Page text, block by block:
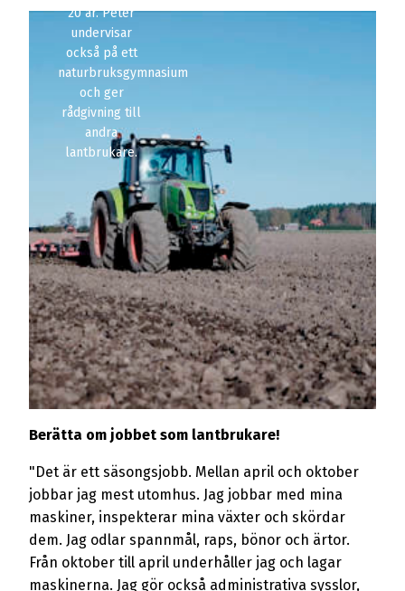
20 år. Peter
undervisar
också på ett
naturbruksgymnasium
och ger
rådgivning till
andra
lantbrukare.
Berätta om jobbet som lantbrukare!
"Det är ett säsongsjobb. Mellan april och oktober
jobbar jag mest utomhus. Jag jobbar med mina
maskiner, inspekterar mina växter och skördar
dem. Jag odlar spannmål, raps, bönor och ärtor.
Från oktober till april underhåller jag och lagar
maskinerna. Jag gör också administrativa sysslor,